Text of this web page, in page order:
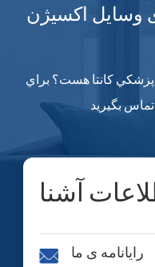
وسایل اکسیژن
کانتا هست؟ براي
بگيريد
آشنا

رایانامه ی ما